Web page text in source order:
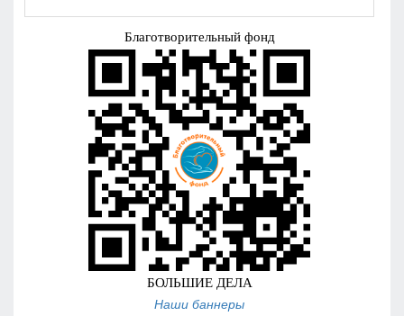
Наши баннеры